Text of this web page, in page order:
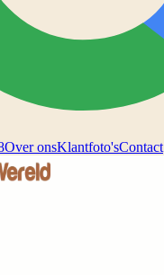
Over onsKlantfoto'sContact